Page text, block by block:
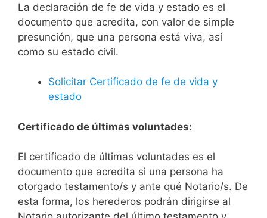
La declaración de fe de vida y estado es el
documento que acredita, con valor de simple
presunción, que una persona está viva, así
como su estado civil.
Solicitar Certificado de fe de vida y
estado
Certificado de últimas voluntades:
El certificado de últimas voluntades es el
documento que acredita si una persona ha
otorgado testamento/s y ante qué Notario/s. De
esta forma, los herederos podrán dirigirse al